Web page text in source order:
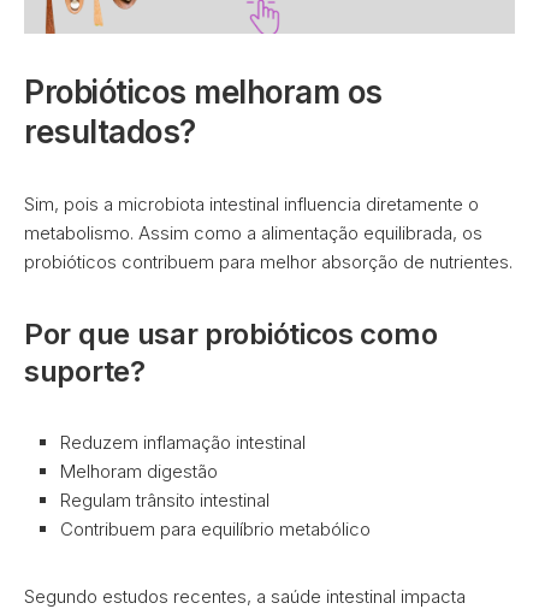
Probióticos melhoram os
resultados?
Sim, pois a microbiota intestinal influencia diretamente o
metabolismo. Assim como a alimentação equilibrada, os
probióticos contribuem para melhor absorção de nutrientes.
Por que usar probióticos como
suporte?
Reduzem inflamação intestinal
Melhoram digestão
Regulam trânsito intestinal
Contribuem para equilíbrio metabólico
Segundo estudos recentes, a saúde intestinal impacta